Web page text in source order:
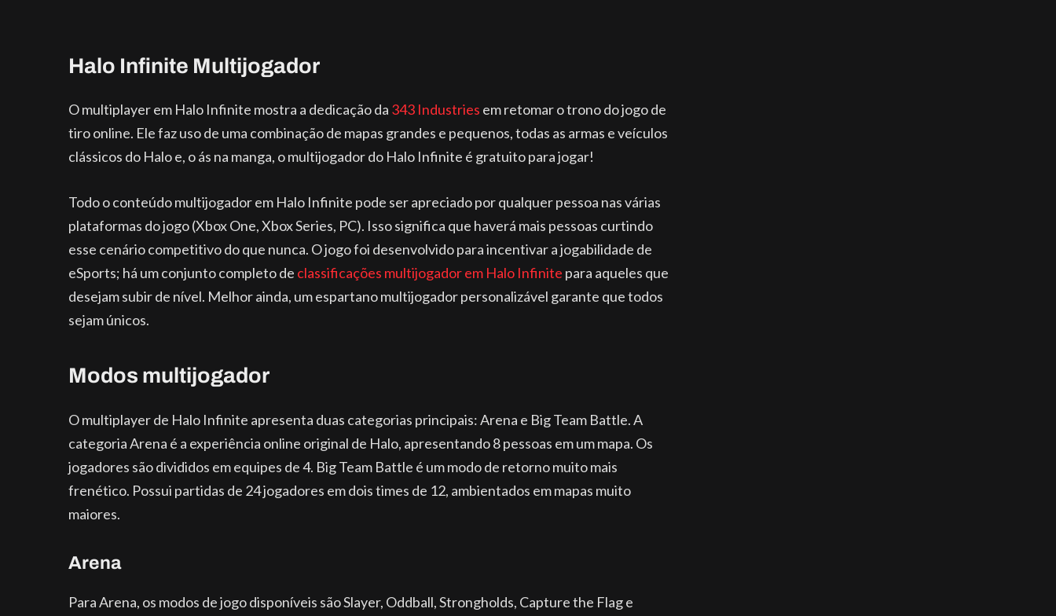
Halo Infinite Multijogador
O multiplayer em Halo Infinite mostra a dedicação da 343 Industries em retomar o trono do jogo de
tiro online. Ele faz uso de uma combinação de mapas grandes e pequenos, todas as armas e veículos
clássicos do Halo e, o ás na manga, o multijogador do Halo Infinite é gratuito para jogar!
Todo o conteúdo multijogador em Halo Infinite pode ser apreciado por qualquer pessoa nas várias
plataformas do jogo (Xbox One, Xbox Series, PC). Isso significa que haverá mais pessoas curtindo
esse cenário competitivo do que nunca. O jogo foi desenvolvido para incentivar a jogabilidade de
eSports; há um conjunto completo de classificações multijogador em Halo Infinite para aqueles que
desejam subir de nível. Melhor ainda, um espartano multijogador personalizável garante que todos
sejam únicos.
Modos multijogador
O multiplayer de Halo Infinite apresenta duas categorias principais: Arena e Big Team Battle. A
categoria Arena é a experiência online original de Halo, apresentando 8 pessoas em um mapa. Os
jogadores são divididos em equipes de 4. Big Team Battle é um modo de retorno muito mais
frenético. Possui partidas de 24 jogadores em dois times de 12, ambientados em mapas muito
maiores.
Arena
Para Arena, os modos de jogo disponíveis são Slayer, Oddball, Strongholds, Capture the Flag e